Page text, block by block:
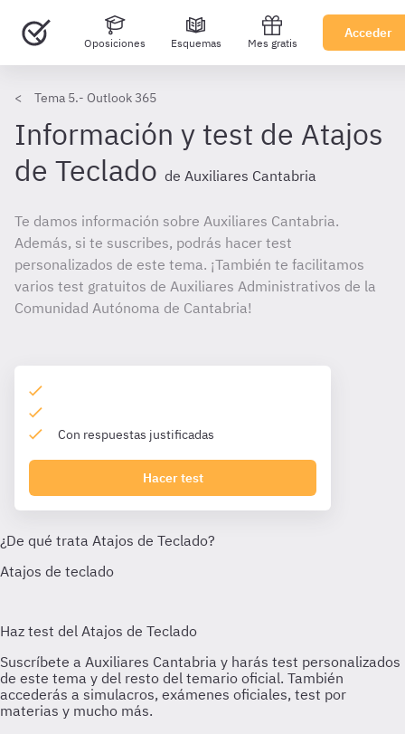
Oposiciones Esquemas Mes gratis
Acceder
Tema 5.- Outlook 365
Información y test de Atajos
de Teclado de Auxiliares Cantabria
Te damos información sobre Auxiliares Cantabria.
Además, si te suscribes, podrás hacer test
personalizados de este tema. ¡También te facilitamos
varios test gratuitos de Auxiliares Administrativos de la
Comunidad Autónoma de Cantabria!
Con respuestas justificadas
Hacer test